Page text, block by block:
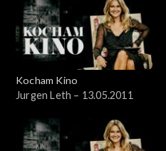
Kocham Kino
Jurgen Leth – 13.05.2011